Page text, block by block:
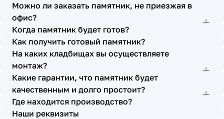
работают спокойно, но в тоже время, соблюдая
всю технологию, работаю слаженно и
качественно. Я присутствовала при монтаже,
ребят это нисколько не смутило. Они, как и
Елена Николаевна, ответили на все мои вопросы,
которые возникли в процессе. Спасибо.
Выражаю благодарность от имени всей нашей
семьи за выполнение заказа в срок и
качественно. К руководству просьба по-
возможности премировать работников.
Можно ли заказать памятник, не приезжая в
офис?
Когда памятник будет готов?
Как получить готовый памятник?
На каких кладбищах вы осуществляете
монтаж?
Какие гарантии, что памятник будет
качественным и долго простоит?
Где находится производство?
Наши реквизиты